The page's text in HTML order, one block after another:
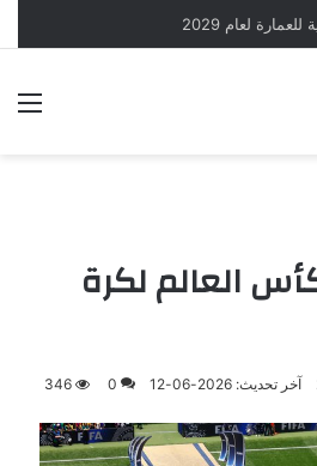
لعام 2029
العالم لكرة
آخر تحديث: 2026-06-12 0
346